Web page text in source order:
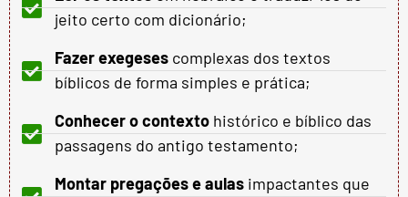
jeito certo com dicionário;
Fazer exegeses complexas dos textos
bíblicos de forma simples e prática;
Conhecer o contexto histórico e bíblico das
passagens do antigo testamento;
Montar pregações e aulas impactantes que